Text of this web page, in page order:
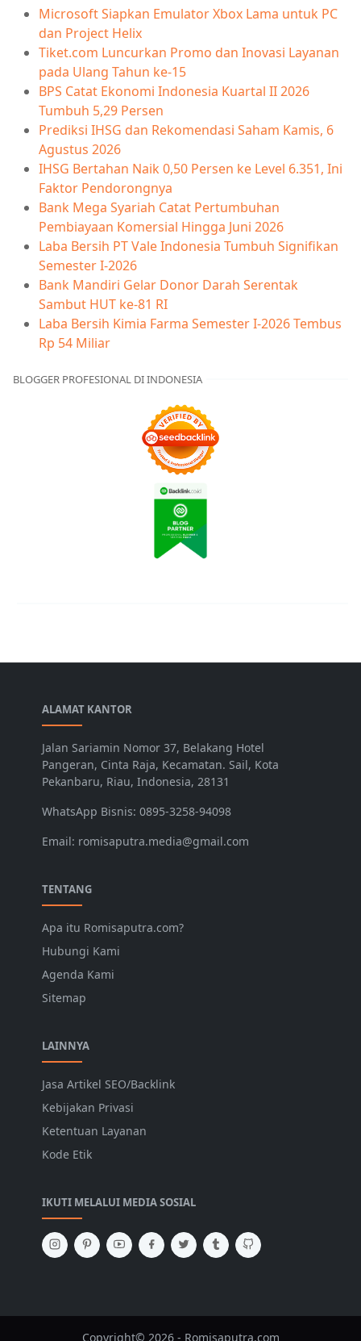
Microsoft Siapkan Emulator Xbox Lama untuk PC
dan Project Helix
Tiket.com Luncurkan Promo dan Inovasi Layanan
pada Ulang Tahun ke-15
BPS Catat Ekonomi Indonesia Kuartal II 2026
Tumbuh 5,29 Persen
Prediksi IHSG dan Rekomendasi Saham Kamis, 6
Agustus 2026
IHSG Bertahan Naik 0,50 Persen ke Level 6.351, Ini
Faktor Pendorongnya
Bank Mega Syariah Catat Pertumbuhan
Pembiayaan Komersial Hingga Juni 2026
Laba Bersih PT Vale Indonesia Tumbuh Signifikan
Semester I-2026
Bank Mandiri Gelar Donor Darah Serentak
Sambut HUT ke-81 RI
Laba Bersih Kimia Farma Semester I-2026 Tembus
Rp 54 Miliar
BLOGGER PROFESIONAL DI INDONESIA
ALAMAT KANTOR
Jalan Sariamin Nomor 37, Belakang Hotel
Pangeran, Cinta Raja, Kecamatan. Sail, Kota
Pekanbaru, Riau, Indonesia, 28131
WhatsApp Bisnis: 0895-3258-94098
Email: romisaputra.media@gmail.com
TENTANG
Apa itu Romisaputra.com?
Hubungi Kami
Agenda Kami
Sitemap
LAINNYA
Jasa Artikel SEO/Backlink
Kebijakan Privasi
Ketentuan Layanan
Kode Etik
IKUTI MELALUI MEDIA SOSIAL
Copyright© 2026 - Romisaputra.com